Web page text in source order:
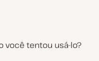
você tentou usá-lo?